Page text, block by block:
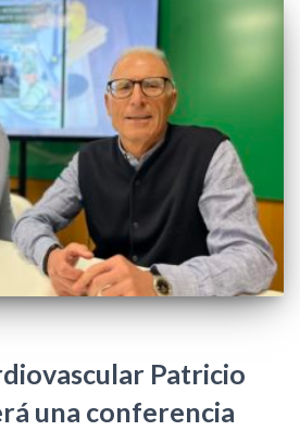
Patricio
una conferencia